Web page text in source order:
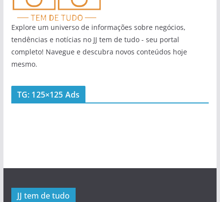
Explore um universo de informações sobre negócios,
tendências e notícias no JJ tem de tudo - seu portal
completo! Navegue e descubra novos conteúdos hoje
mesmo.
TG: 125×125 Ads
JJ tem de tudo